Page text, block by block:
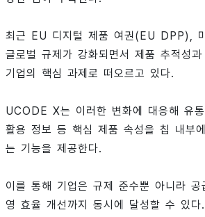
최근 EU 디지털 제품 여권(EU DPP),
글로벌 규제가 강화되면서 제품 추적성
기업의 핵심 과제로 떠오르고 있다.
UCODE X는 이러한 변화에 대응해 유
활용 정보 등 핵심 제품 속성을 칩 내부
는 기능을 제공한다.
이를 통해 기업은 규제 준수뿐 아니라
영 효율 개선까지 동시에 달성할 수 있다.